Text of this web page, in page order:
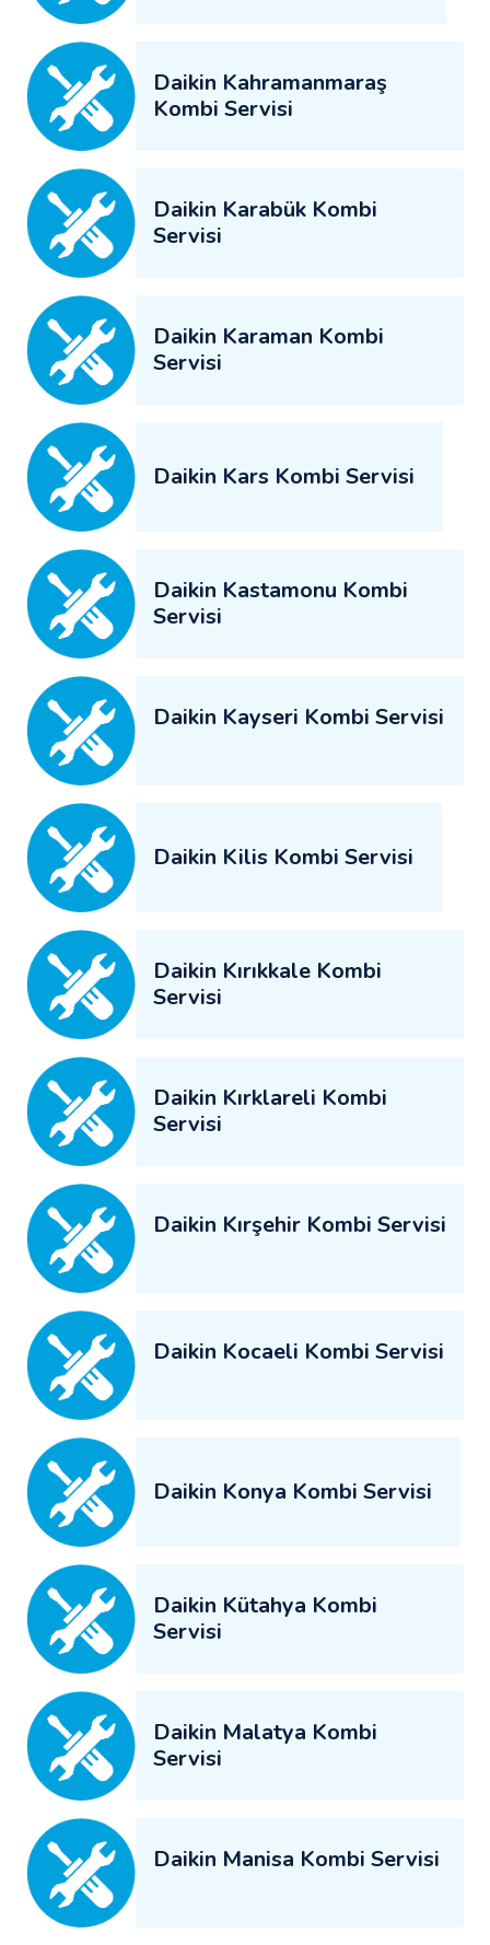
Daikin Kahramanmaraş
Kombi Servisi
Daikin Karabük Kombi
Servisi
Daikin Karaman Kombi
Servisi
Daikin Kars Kombi Servisi
Daikin Kastamonu Kombi
Servisi
Daikin Kayseri Kombi Servisi
Daikin Kilis Kombi Servisi
Daikin Kırıkkale Kombi
Servisi
Daikin Kırklareli Kombi
Servisi
Daikin Kırşehir Kombi Servisi
Daikin Kocaeli Kombi Servisi
Daikin Konya Kombi Servisi
Daikin Kütahya Kombi
Servisi
Daikin Malatya Kombi
Servisi
Daikin Manisa Kombi Servisi